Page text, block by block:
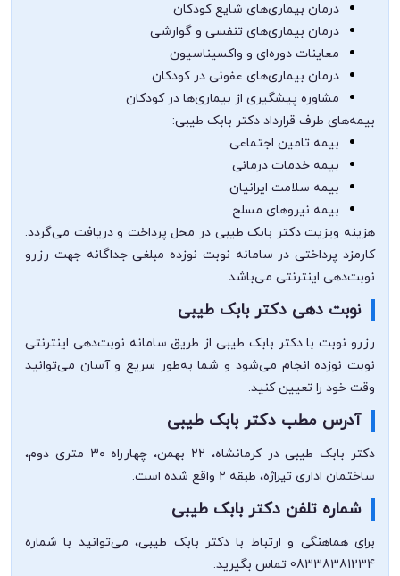
درمان بیماری‌های شایع کودکان
درمان بیماری‌های تنفسی و گوارشی
معاینات دوره‌ای و واکسیناسیون
درمان بیماری‌های عفونی در کودکان
مشاوره پیشگیری از بیماری‌ها در کودکان
بیمه‌های طرف قرارداد دکتر بابک طیبی:
بیمه تامین اجتماعی
بیمه خدمات درمانی
بیمه سلامت ایرانیان
بیمه نیروهای مسلح
هزینه ویزیت دکتر بابک طیبی در محل پرداخت و دریافت می‌گردد.
کارمزد پرداختی در سامانه نوبت نوزده مبلغی جداگانه جهت رزرو
نوبت‌دهی اینترنتی می‌باشد.
نوبت دهی دکتر بابک طیبی
رزرو نوبت با دکتر بابک طیبی از طریق سامانه نوبت‌دهی اینترنتی
نوبت نوزده انجام می‌شود و شما به‌طور سریع و آسان می‌توانید
وقت خود را تعیین کنید.
آدرس مطب دکتر بابک طیبی
دکتر بابک طیبی در کرمانشاه، ۲۲ بهمن، چهارراه ۳۰ متری دوم،
ساختمان اداری تیراژه، طبقه ۲ واقع شده است.
شماره تلفن دکتر بابک طیبی
برای هماهنگی و ارتباط با دکتر بابک طیبی، می‌توانید با شماره
08338381234 تماس بگیرید.